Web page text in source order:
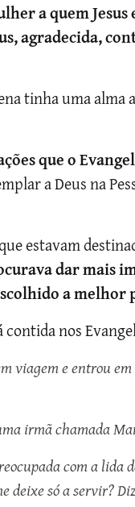
a quem
agradecida,
tinha uma alma
que o
a Deus na
estavam
dar mais
a
contida nos
viagem e entrou
irmã chamada
com a lida
deixe só a servir?